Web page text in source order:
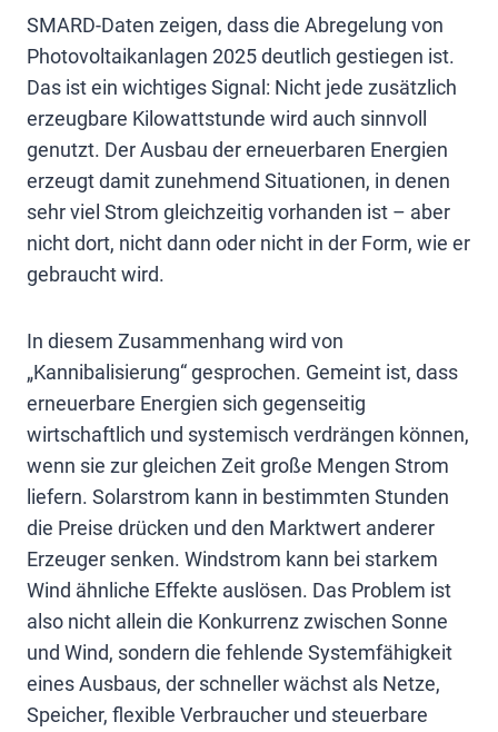
SMARD-Daten zeigen, dass die Abregelung von
Photovoltaikanlagen 2025 deutlich gestiegen ist.
Das ist ein wichtiges Signal: Nicht jede zusätzlich
erzeugbare Kilowattstunde wird auch sinnvoll
genutzt. Der Ausbau der erneuerbaren Energien
erzeugt damit zunehmend Situationen, in denen
sehr viel Strom gleichzeitig vorhanden ist – aber
nicht dort, nicht dann oder nicht in der Form, wie er
gebraucht wird.
In diesem Zusammenhang wird von
„Kannibalisierung“ gesprochen. Gemeint ist, dass
erneuerbare Energien sich gegenseitig
wirtschaftlich und systemisch verdrängen können,
wenn sie zur gleichen Zeit große Mengen Strom
liefern. Solarstrom kann in bestimmten Stunden
die Preise drücken und den Marktwert anderer
Erzeuger senken. Windstrom kann bei starkem
Wind ähnliche Effekte auslösen. Das Problem ist
also nicht allein die Konkurrenz zwischen Sonne
und Wind, sondern die fehlende Systemfähigkeit
eines Ausbaus, der schneller wächst als Netze,
Speicher, flexible Verbraucher und steuerbare